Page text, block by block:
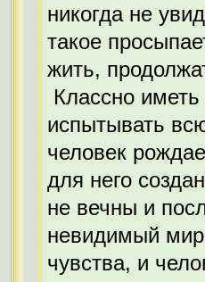
никогда не
такое
жить,
Классно
испытывать
человек
для него
не вечны и
невидимый
чувства, и